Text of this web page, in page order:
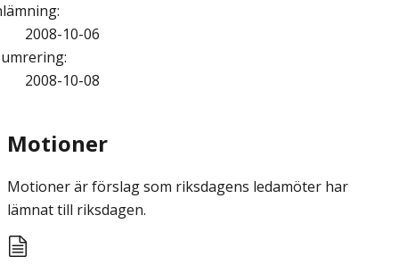
:
2008-10-06
:
2008-10-08
Motioner
Motioner är förslag som riksdagens ledamöter har
lämnat till riksdagen.